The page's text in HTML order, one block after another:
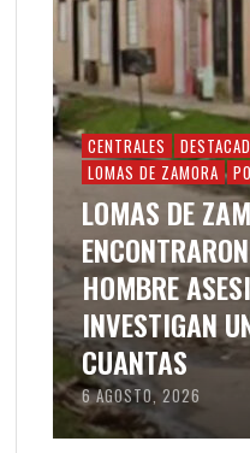
CENTRALES
LOMAS DE ZAMORA
LOMAS DE
HOMBRE
INVESTIGAN
CUANTAS
6 AGOSTO, 2026